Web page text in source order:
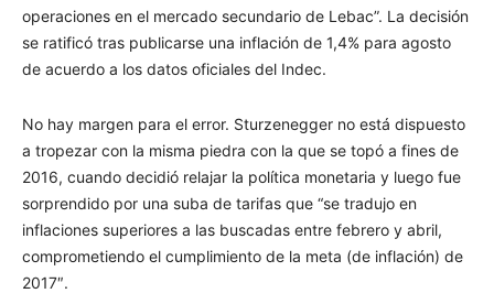
operaciones en el mercado secundario de Lebac”. La decisión
se ratificó tras publicarse una inflación de 1,4% para agosto
de acuerdo a los datos oficiales del Indec.
No hay margen para el error. Sturzenegger no está dispuesto
a tropezar con la misma piedra con la que se topó a fines de
2016, cuando decidió relajar la política monetaria y luego fue
sorprendido por una suba de tarifas que “se tradujo en
inflaciones superiores a las buscadas entre febrero y abril,
comprometiendo el cumplimiento de la meta (de inflación) de
2017″.